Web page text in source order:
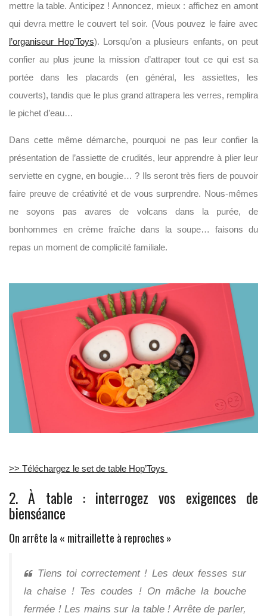
mettre la table. Anticipez ! Annoncez, mieux : affichez en amont
qui devra mettre le couvert tel soir. (Vous pouvez le faire avec
l’organiseur Hop’Toys). Lorsqu’on a plusieurs enfants, on peut
confier au plus jeune la mission d’attraper tout ce qui est sa
portée dans les placards (en général, les assiettes, les
couverts), tandis que le plus grand attrapera les verres, remplira
le pichet d’eau…
Dans cette même démarche, pourquoi ne pas leur confier la
présentation de l’assiette de crudités, leur apprendre à plier leur
serviette en cygne, en bougie… ? Ils seront très fiers de pouvoir
faire preuve de créativité et de vous surprendre. Nous-mêmes
ne soyons pas avares de volcans dans la purée, de
bonhommes en crème fraîche dans la soupe… faisons du
repas un moment de complicité familiale.
>> Téléchargez le set de table Hop’Toys
2. À table : interrogez vos exigences de
bienséance
On arrête la « mitraillette à reproches »
Tiens toi correctement ! Les deux fesses sur
la chaise ! Tes coudes ! On mâche la bouche
fermée ! Les mains sur la table ! Arrête de parler,